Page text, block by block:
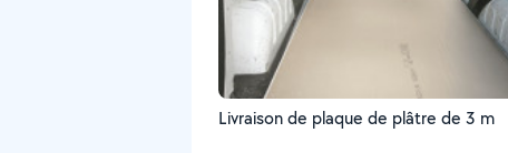
Livraison de plaque de plâtre de 3 m